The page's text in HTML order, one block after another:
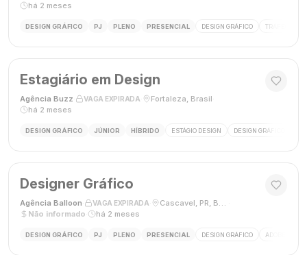
há 2 meses
DESIGN GRÁFICO PJ PLENO PRESENCIAL DESIGN GRÁFICO TRÁFEGO
Estagiário em Design
Agência Buzz VAGA EXPIRADA Fortaleza, Brasil
há 2 meses
DESIGN GRÁFICO JÚNIOR HÍBRIDO ESTÁGIO DESIGN DESIGN GRÁFICO
Designer Gráfico
Agência Balloon VAGA EXPIRADA Cascavel, PR, Brasil
Não informado
há 2 meses
DESIGN GRÁFICO PJ PLENO PRESENCIAL DESIGN GRÁFICO ADOBE